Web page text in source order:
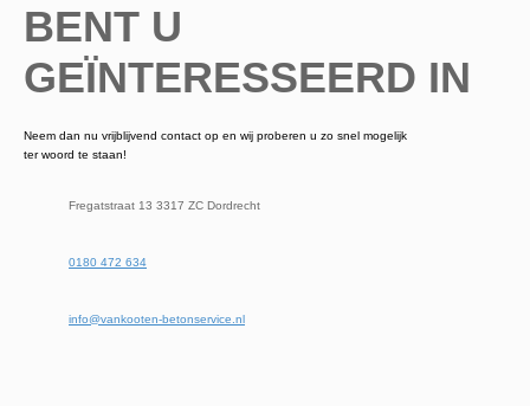
BENT U
GEÏNTERESSEERD IN
Neem dan nu vrijblijvend contact op en wij proberen u zo snel mogelijk
ter woord te staan!
Fregatstraat 13 3317 ZC Dordrecht
0180 472 634
info@vankooten-betonservice.nl